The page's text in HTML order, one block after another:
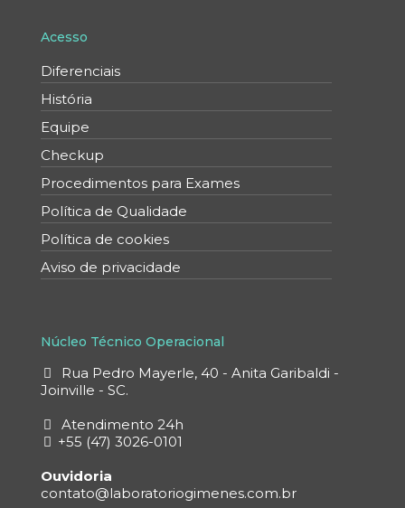
Acesso
Diferenciais
História
Equipe
Checkup
Procedimentos para Exames
Política de Qualidade
Política de cookies
Aviso de privacidade
Núcleo Técnico Operacional
Rua Pedro Mayerle, 40 - Anita Garibaldi -
Joinville - SC.
Atendimento 24h
+55 (47) 3026-0101
Ouvidoria
contato@laboratoriogimenes.com.br